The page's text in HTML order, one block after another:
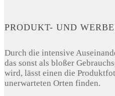
PRODUKT- UND
Durch die intensive
das sonst als bloßer
wird, lässt einen die
unerwarteten Orten finden.